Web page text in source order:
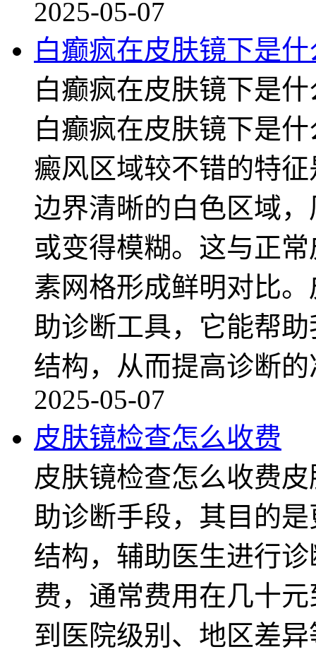
2025-05-07
白癫疯在皮肤镜下是
白癫疯在皮肤镜下是
白癫疯在皮肤镜下是
癜风区域较不错的特
边界清晰的白色区域
或变得模糊。这与正
素网格形成鲜明对比
助诊断工具，它能帮
结构，从而提高诊断
2025-05-07
皮肤镜检查怎么收费
皮肤镜检查怎么收费
助诊断手段，其目的
结构，辅助医生进行
费，通常费用在几十
到医院级别、地区差